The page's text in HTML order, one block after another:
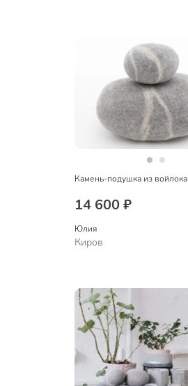
Камень-подушка из войлока
14 600 ₽
Юлия
Киров